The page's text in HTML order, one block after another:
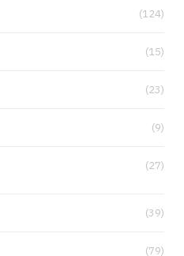
(124)
(15)
(23)
(9)
(27)
(39)
(79)